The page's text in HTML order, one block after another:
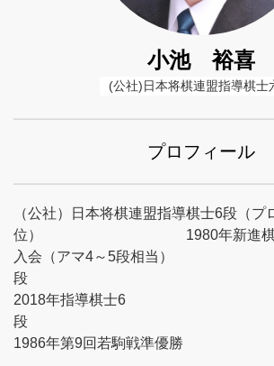
小池 裕喜
(公社)日本将棋連盟指導棋士
プロフィール
（公社）日本将棋連盟指導棋士6段（プ
位） 1980年新進棋士奨
入会（アマ4～5段相当）
2018年指導棋士6
1986年第9回若駒戦準優勝